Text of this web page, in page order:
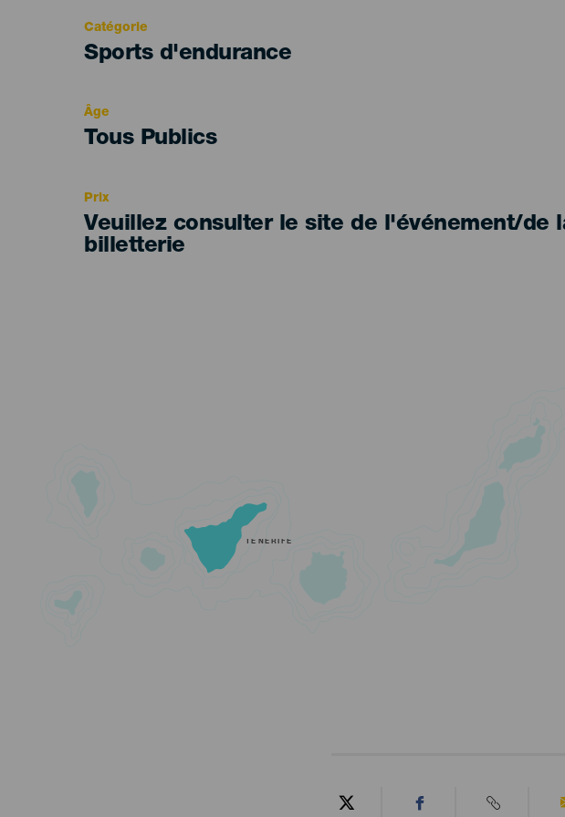
Catégorie
Categoría
Sports d'endurance
Âge
Edad
Tous Publics
Prix
Veuillez consulter le site de l'événement/de
billetterie
TENERIFE